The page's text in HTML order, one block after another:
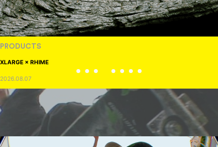
PRODUCTS
XLARGE × RHIME
2026.08.07